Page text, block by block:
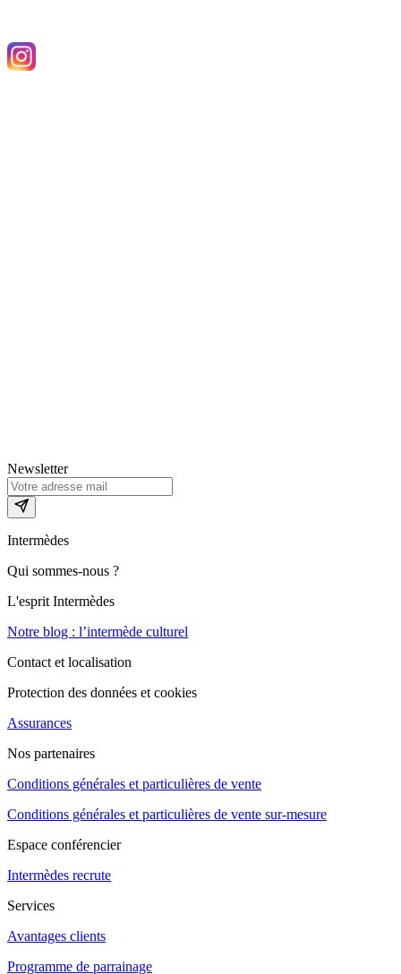
Newsletter
Intermèdes
Qui sommes-nous ?
L'esprit Intermèdes
Notre blog : l’intermède culturel
Contact et localisation
Protection des données et cookies
Assurances
Nos partenaires
Conditions générales et particulières de vente
Conditions générales et particulières de vente sur-mesure
Espace conférencier
Intermèdes recrute
Services
Avantages clients
Programme de parrainage